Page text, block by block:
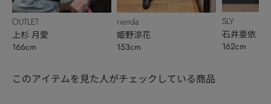
OUTLET
上杉 月愛
166cm
rienda
姫野涼花
153cm
SLY
石井亜依
162cm
このアイテムを見た人がチェックしている商品